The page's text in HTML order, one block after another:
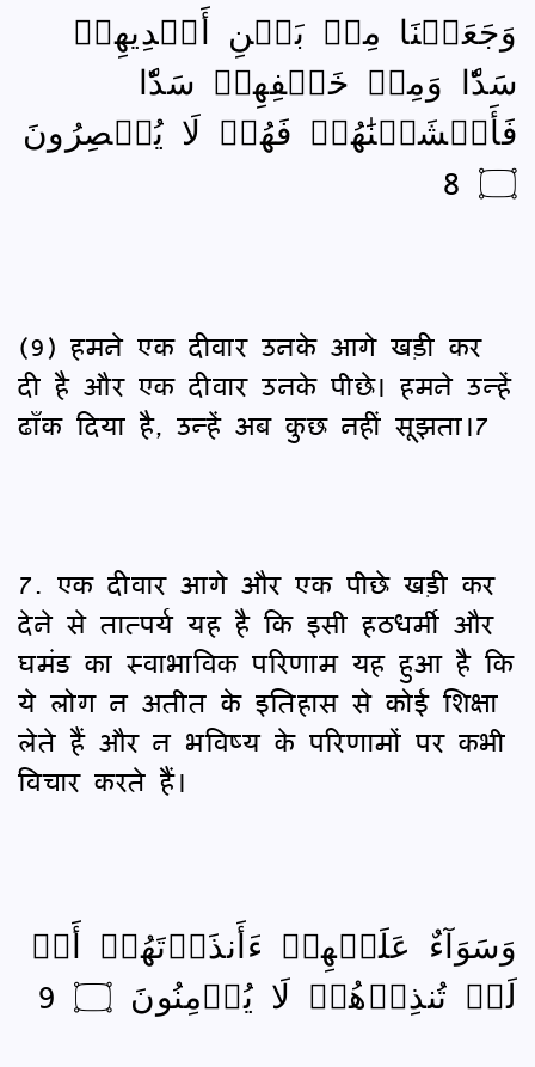
وَجَعَلۡنَا مِنۢ بَيۡنِ أَيۡدِيهِمۡ
سَدّٗا وَمِنۡ خَلۡفِهِمۡ سَدّٗا
فَأَغۡشَيۡنَٰهُمۡ فَهُمۡ لَا يُبۡصِرُونَ
۝ 8
(9) हमने एक दीवार उनके आगे खड़ी कर
दी है और एक दीवार उनके पीछे। हमने उन्हें
ढाँक दिया है, उन्हें अब कुछ नहीं सूझता।7
7. एक दीवार आगे और एक पीछे खड़ी कर
देने से तात्पर्य यह है कि इसी हठधर्मी और
घमंड का स्वाभाविक परिणाम यह हुआ है कि
ये लोग न अतीत के इतिहास से कोई शिक्षा
लेते हैं और न भविष्य के परिणामों पर कभी
विचार करते हैं।
وَسَوَآءٌ عَلَيۡهِمۡ ءَأَنذَرۡتَهُمۡ أَمۡ
لَمۡ تُنذِرۡهُمۡ لَا يُؤۡمِنُونَ ۝ 9